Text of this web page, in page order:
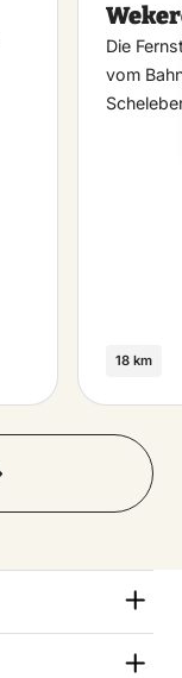
Die
vom
18 km